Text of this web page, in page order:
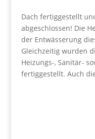
Dach fertiggestellt
abgeschlossen! Die
der Entwässerung
Gleichzeitig wurden
Heizungs-, Sanitär-
fertiggestellt. Auch